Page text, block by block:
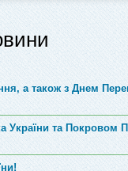
а також з Днем
України та Покровом